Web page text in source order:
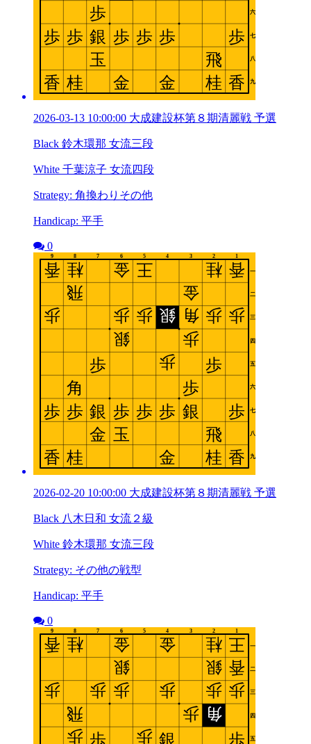
2026-03-13 10:00:00 大成建設杯第８期清麗戦 予選
Black 鈴木環那 女流三段
White 千葉涼子 女流四段
Strategy: 角換わりその他
Handicap: 平手
0
2026-02-20 10:00:00 大成建設杯第８期清麗戦 予選
Black 八木日和 女流２級
White 鈴木環那 女流三段
Strategy: その他の戦型
Handicap: 平手
0